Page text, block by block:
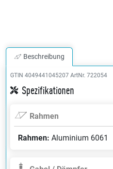
Beschreibung
GTIN 4049441045207 ArtNr. 722054
Spezifikationen
Rahmen
Rahmen: Aluminium 6061